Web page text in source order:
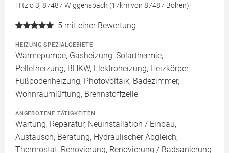
Hitzlo 3, 87487 Wiggensbach (17km von 87487 Böhen)
5 mit einer Bewertung
HEIZUNG SPEZIALGEBIETE
Wärmepumpe, Gasheizung, Solarthermie,
Pelletheizung, BHKW, Elektroheizung, Heizkörper,
Fußbodenheizung, Photovoltaik, Badezimmer,
Wohnraumlüftung, Brennstoffzelle
ANGEBOTENE TÄTIGKEITEN
Wartung, Reparatur, Neuinstallation / Einbau,
Austausch, Beratung, Hydraulischer Abgleich,
Thermostat, Renovierung, Renovierung / Badsanierung